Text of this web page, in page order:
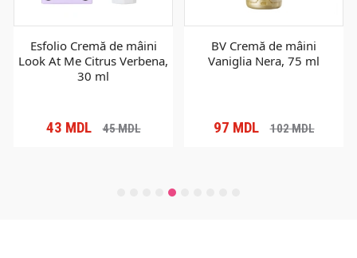
Esfolio Cremă de mâini
Look At Me Citrus Verbena,
30 ml
43 MDL 45MDL
BV Cremă de mâini
Vaniglia Nera, 75 ml
97 MDL 102MDL